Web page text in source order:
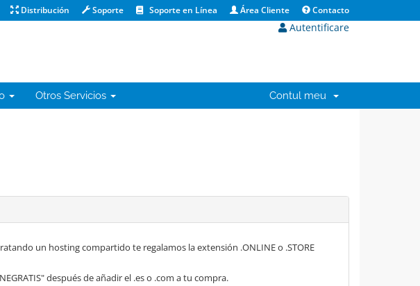
Distribución Soporte Soporte en Línea Área Cliente Contacto
Autentificare
Otros Servicios Contul meu
un hosting compartido te regalamos la extensión .ONLINE o .STORE
después de añadir el .es o .com a tu compra.